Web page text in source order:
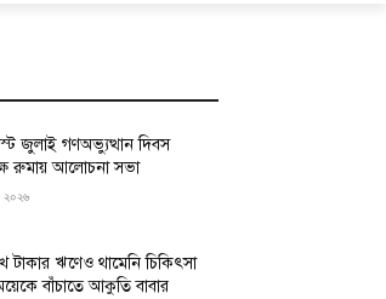
জুলাই গণঅভ্যুত্থান দিবস
রুমায় আলোচনা সভা
টাকার ঋণেও থামেনি চিকিৎসা
বাঁচাতে আকুতি বাবার